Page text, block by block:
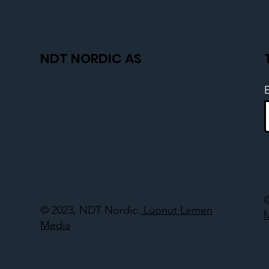
NDT NORDIC AS
© 2023, NDT Nordic. Luonut Lemen
Media